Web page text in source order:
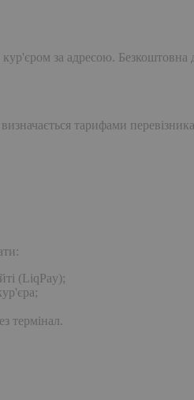
за адресою. Безкоштовна
тарифами
(LiqPay);
термінал.